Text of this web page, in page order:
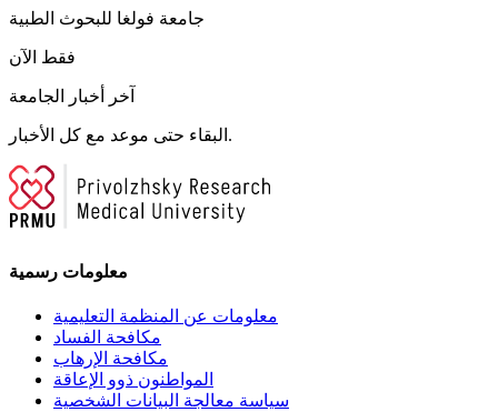
جامعة فولغا للبحوث الطبية
فقط الآن
آخر أخبار الجامعة
البقاء حتى موعد مع كل الأخبار.
معلومات رسمية
معلومات عن المنظمة التعليمية
مكافحة الفساد
مكافحة الإرهاب
المواطنون ذوو الإعاقة
سياسة معالجة البيانات الشخصية